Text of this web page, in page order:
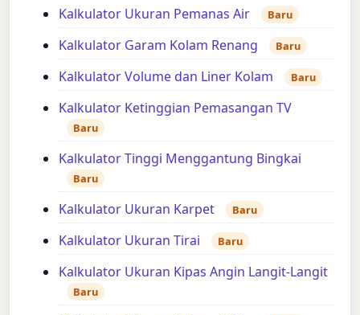
Kalkulator Ukuran Pemanas Air Baru
Kalkulator Garam Kolam Renang Baru
Kalkulator Volume dan Liner Kolam Baru
Kalkulator Ketinggian Pemasangan TV
Baru
Kalkulator Tinggi Menggantung Bingkai
Baru
Kalkulator Ukuran Karpet Baru
Kalkulator Ukuran Tirai Baru
Kalkulator Ukuran Kipas Angin Langit-Langit
Baru